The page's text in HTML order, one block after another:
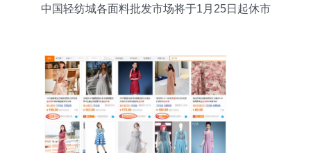
中国轻纺城各面料批发市场将于1月25日起休市